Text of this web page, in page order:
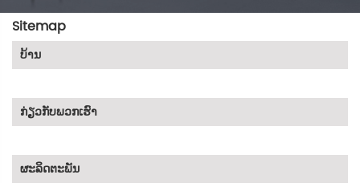
Sitemap
ບ້ານ
ກ່ຽວ​ກັບ​ພວກ​ເຮົາ
ຜະລິດຕະພັນ